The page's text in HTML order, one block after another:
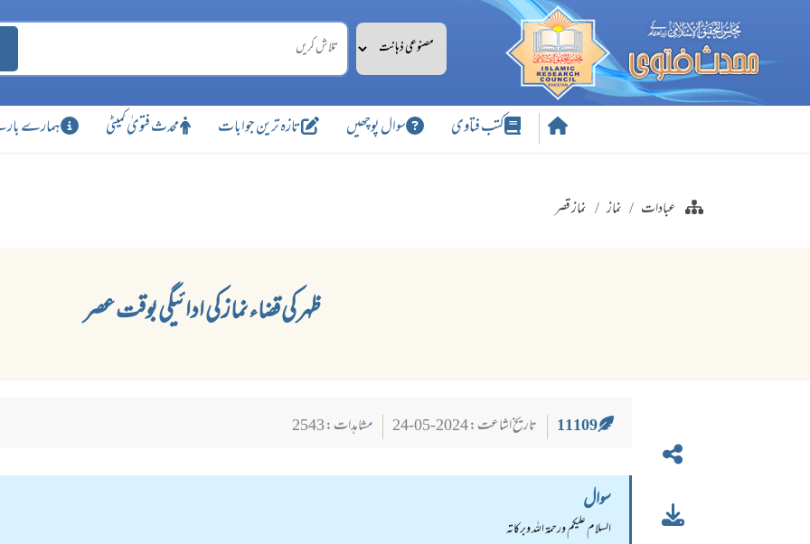
کتب فتاوی سوال پوچھیں تازہ ترین جوابات محدث فتویٰ کمیٹی ہمارے
عبادات نماز نماز قصر
ظہر کی قضاء نماز کی ادائیگی بوقت عصر
11109 تاریخ اشاعت : 2024-05-24 مشاہدات : 2543
سوال
السلام عليكم ورحمة الله وبركاته